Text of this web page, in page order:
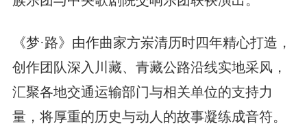
《梦·路》由作曲家方岽清历时四年精心打造，
创作团队深入川藏、青藏公路沿线实地采风，
汇聚各地交通运输部门与相关单位的支持力
量，将厚重的历史与动人的故事凝练成音符。